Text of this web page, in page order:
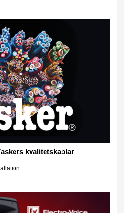
kvalitetskablar